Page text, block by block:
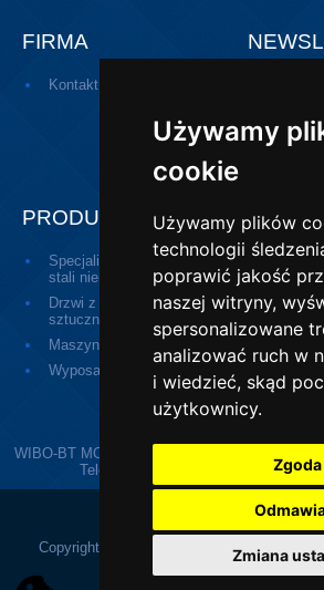
Używamy
cookie
Używamy plików
technologii
poprawić jakość
naszej witryny,
spersonalizowane
analizować ruch w
i wiedzieć, skąd
użytkownicy.
Zgoda
Zmiana
FIRMA
Kontakt
PRODUKTY
Specjalistyczne drzwi ze
stali nierdzewnej
Drzwi
Drzwi z tworzyw
sztucznych
Okna
(passbox)
Maszyny
Wyposażenie higienicze
WIBO-BT MONIKA BOBER-KUCHTA | ul.
Telefon:
Copyright © 2026 Wibo-bt.com.pl.